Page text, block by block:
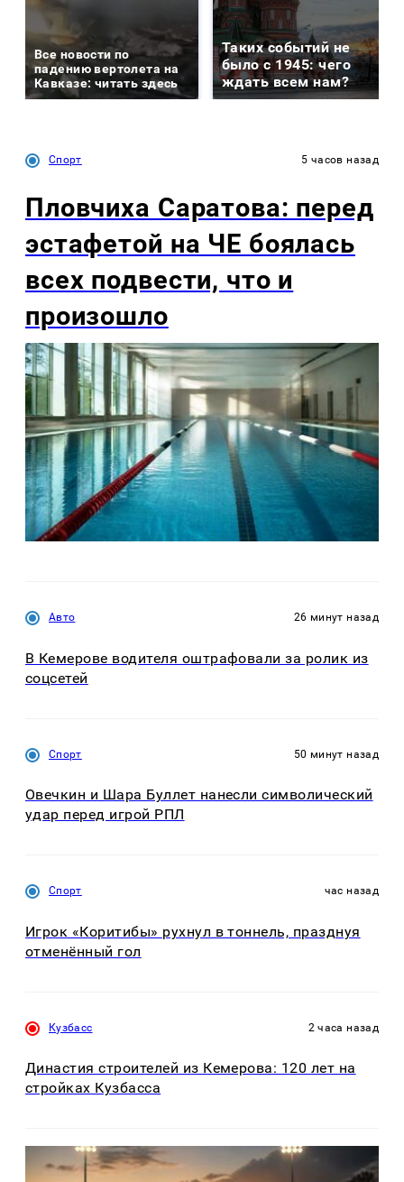
Все новости по
падению вертолета на
Кавказе: читать здесь
Таких событий не
было с 1945: чего
ждать всем нам?
Спорт 5 часов назад
Пловчиха Саратова: перед
эстафетой на ЧЕ боялась
всех подвести, что и
произошло
Авто 26 минут назад
В Кемерове водителя оштрафовали за ролик из
соцсетей
Спорт 50 минут назад
Овечкин и Шара Буллет нанесли символический
удар перед игрой РПЛ
Спорт час назад
Игрок «Коритибы» рухнул в тоннель, празднуя
отменённый гол
Кузбасс 2 часа назад
Династия строителей из Кемерова: 120 лет на
стройках Кузбасса